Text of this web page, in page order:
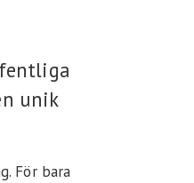
unik
För bara